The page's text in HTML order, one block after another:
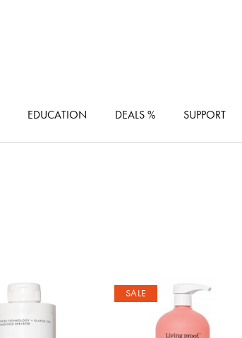
EDUCATION DEALS % SUPPORT
SALE